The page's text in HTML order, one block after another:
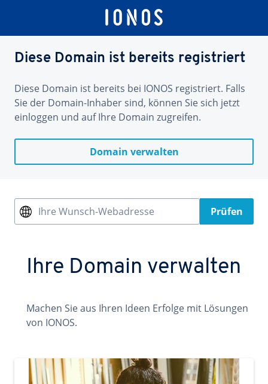
Diese Domain ist bereits registriert
Diese Domain ist bereits bei IONOS registriert. Falls
Sie der Domain-Inhaber sind, können Sie sich jetzt
einloggen und auf Ihre Domain zugreifen.
Domain verwalten
Ihre Wunsch-Webadresse Prüfen
Ihre Domain verwalten
Machen Sie aus Ihren Ideen Erfolge mit Lösungen
von IONOS.